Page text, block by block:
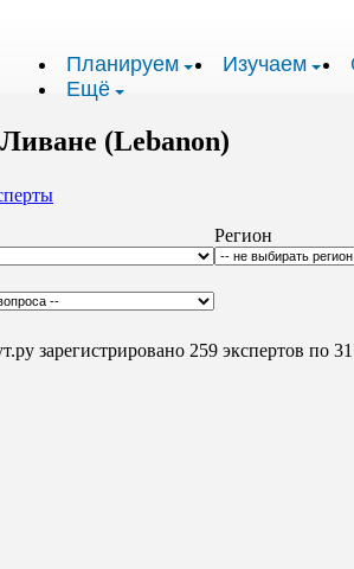
Планируем Изучаем
Ещё
(Lebanon)
Регион
зарегистрировано 259 экспертов по